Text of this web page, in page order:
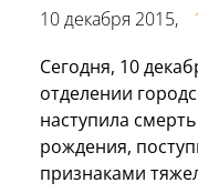
10 декабря 2015,
Сегодня, 10
отделении
наступила
рождения,
признаками